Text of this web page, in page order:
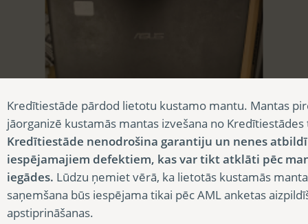
ASUS U3650 I3-2310M 4/120
30,00€
Kredītiestāde pārdod lietotu kustamo mantu. Mantas
jāorganizē kustamās mantas izvešana no
Kredītiestāde nenodrošina garantiju un nenes
iespējamajiem defektiem, kas var tikt atklāti pēc
iegādes. Lūdzu ņemiet vērā, ka lietotās kustamās
saņemšana būs iespējama tikai pēc AML anketas
apstiprināšanas.